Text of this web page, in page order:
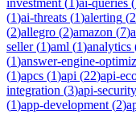
(1)ai-threats (1)alerting (2
(2)allegro (2)amazon (7)
seller(1)aml (1)analytics
(1)answer-engine-
(1)apcs (1)api (22)api-
integration (3)api-security
(1)app-development (2)